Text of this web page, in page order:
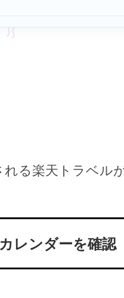
る楽天トラベル
レンダーを確認